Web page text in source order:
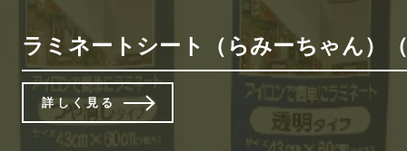
ラミネートシート（らみーちゃん）
詳しく見る